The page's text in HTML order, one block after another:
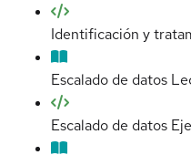
Identificación y
Escalado de datos
Escalado de datos